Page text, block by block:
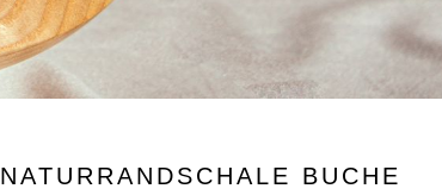
NATURRANDSCHALE BUCHE